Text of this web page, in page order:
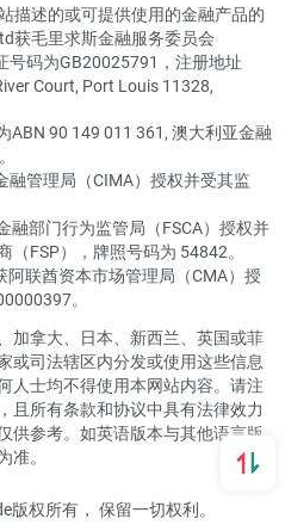
描述的或可提供使用的金融产品的
获毛里求斯金融服务委员会
号码为GB20025791，注册地址
Court, Port Louis 11328,
ABN 90 149 011 361, 澳大利亚金融
管理局（CIMA）授权并受其监
融部门行为监管局（FSCA）授权并
FSP），牌照号码为 54842。
阿联酋资本市场管理局（CMA）授
。
加拿大、日本、新西兰、英国或菲
或司法辖区内分发或使用这些信息
人士均不得使用本网站内容。请注
且所有条款和协议中具有法律效力
供参考。如英语版本与其他语言版
。
权所有， 保留一切权利。